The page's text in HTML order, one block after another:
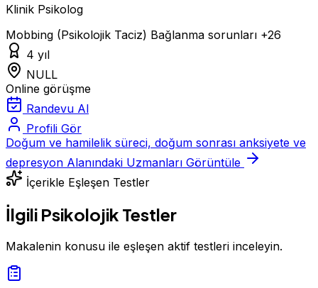
Klinik Psikolog
Mobbing (Psikolojik Taciz) Bağlanma sorunları +26
4 yıl
NULL
Online görüşme
Randevu Al
Profili Gör
Doğum ve hamilelik süreci, doğum sonrası anksiyete ve
depresyon Alanındaki Uzmanları Görüntüle
İçerikle Eşleşen Testler
İlgili Psikolojik Testler
Makalenin konusu ile eşleşen aktif testleri inceleyin.